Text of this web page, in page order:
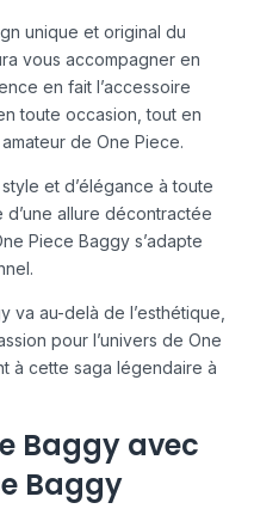
unique et original du
vous accompagner en
en fait l’accessoire
toute occasion, tout en
de One Piece.
et d’élégance à toute
allure décontractée
Piece Baggy s’adapte
va au-delà de l’esthétique,
pour l’univers de One
à cette saga légendaire à
Baggy avec
Baggy